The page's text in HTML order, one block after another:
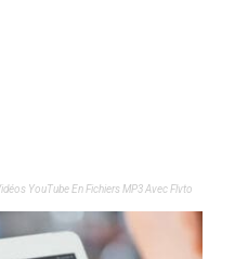
YouTube En Fichiers MP3 Avec Flvto